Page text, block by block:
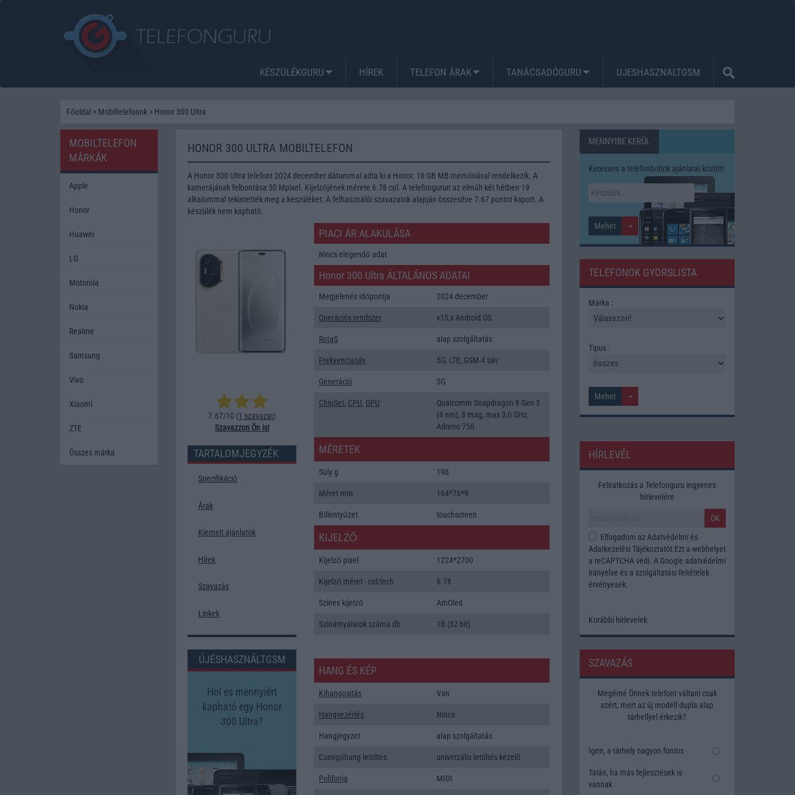
KÉSZÜLÉKGURU HÍREK TELEFON ÁRAK TANÁCSADÓGURU UJESHASZNALTGSM
Főoldal > Mobiltelefonok > Honor 300 Ultra
HONOR 300 ULTRA MOBILTELEFON
A Honor 300 Ultra telefont 2024 december dátummal adta ki a Honor. 16 GB MB memóriával rendelkezik. A
kamerájának felbontása 50 Mpixel. Kijelzőjének mérete 6.78 col. A telefongurun az elmúlt két hétben 19
alkalommal tekintették meg a készüléket. A felhasználói szavazatok alapján összesítve 7.67 pontot kapott. A
készülék nem kapható.
7.67/10 (1 szavazat)
Szavazzon Ön is!
TARTALOMJEGYZÉK
Specifikáció
Árak
Kiemelt ajánlatok
Hírek
Szavazás
Linkek
ÚJÉSHASZNÁLTGSM
Hol és mennyiért
kapható egy Honor
300 Ultra?
PIACI ÁR ALAKULÁSA
Nincs elegendő adat
Honor 300 Ultra ÁLTALÁNOS ADATAI
Megjelenés időpontja 2024 december
Operációs rendszer v15,x Android OS
RotaS alap szolgáltatás
Frekvenciasáv 5G, LTE, GSM 4 sáv
Generáció 5G
ChipSet, CPU, GPU
Qualcomm Snapdragon 8 Gen 3
(4 nm), 8 mag, max 3,0 GHz,
Adreno 750
MÉRETEK
Súly g 198
Méret mm 164*76*9
Billentyűzet touchscreen
KIJELZŐ
Kijelző pixel 1224*2700
Kijelző méret - col/inch 6.78
Színes kijelző AmOled
Színárnyalatok száma db 1B (32 bit)
HANG ÉS KÉP
Kihangositás Van
Hangvezérlés Nincs
Hangjegyzet alap szolgáltatás
Csengőhang letöltés univerzális letöltés kezelõ
Polifonia MIDI
MENNYIBE KERÜL
Keressen a telefonboltok ajánlatai között!
TELEFONOK GYORSLISTA
Márka :
Tipus :
HÍRLEVÉL
Feliratkozás a Telefonguru ingyenes
hírlevelére
OK
Elfogadom az Adatvédelmi és
Adatkezelési TájékoztatótEzt a webhelyet
a reCAPTCHA védi. A Google adatvédelmi
irányelve és a szolgáltatási feltételek
érvényesek.
Korábbi hírlevelek
SZAVAZÁS
Megérné Önnek telefont váltani csak
azért, mert az új modell dupla alap
tárhellyel érkezik?
Igen, a tárhely nagyon fontos
Talán, ha más fejlesztések is
vannak
MOBILTELEFON
MÁRKÁK
Apple
Honor
Huawei
LG
Motorola
Nokia
Realme
Samsung
Vivo
Xiaomi
ZTE
Összes márka